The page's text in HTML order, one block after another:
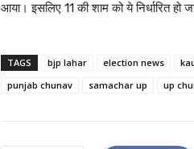
आया। इसलिए 11 की शाम को ये निर्धारित
TAGS bjp lahar election news
punjab chunav
samachar up up